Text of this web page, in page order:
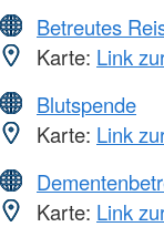
Betreutes
Karte: Link
Blutspende
Karte: Link
Karte: Link